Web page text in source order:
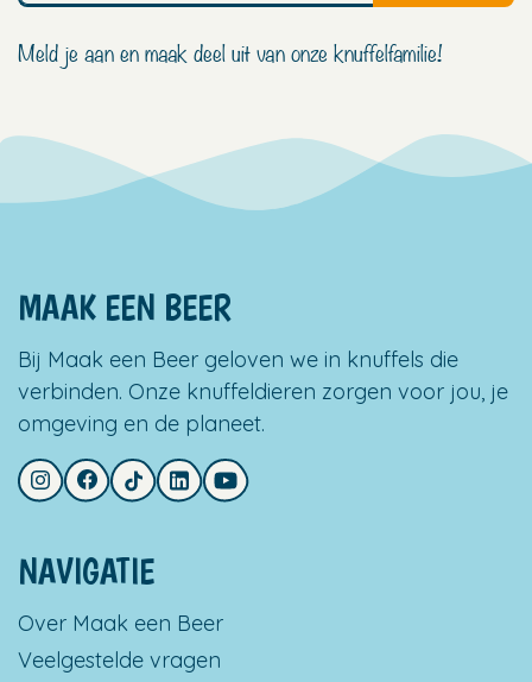
Meld je aan en maak deel uit van onze knuffelfamilie!
MAAK EEN BEER
Bij Maak een Beer geloven we in knuffels die
verbinden. Onze knuffeldieren zorgen voor jou, je
omgeving en de planeet.
NAVIGATIE
Over Maak een Beer
Veelgestelde vragen